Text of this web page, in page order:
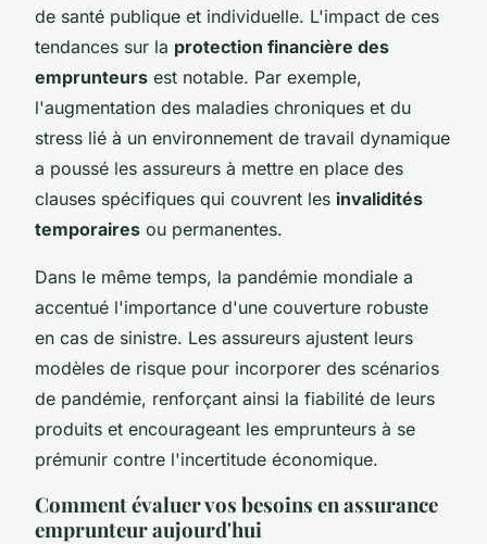
de santé publique et individuelle. L'impact de ces
tendances sur la protection financière des
emprunteurs est notable. Par exemple,
l'augmentation des maladies chroniques et du
stress lié à un environnement de travail dynamique
a poussé les assureurs à mettre en place des
clauses spécifiques qui couvrent les invalidités
temporaires ou permanentes.
Dans le même temps, la pandémie mondiale a
accentué l'importance d'une couverture robuste
en cas de sinistre. Les assureurs ajustent leurs
modèles de risque pour incorporer des scénarios
de pandémie, renforçant ainsi la fiabilité de leurs
produits et encourageant les emprunteurs à se
prémunir contre l'incertitude économique.
Comment évaluer vos besoins en assurance
emprunteur aujourd'hui